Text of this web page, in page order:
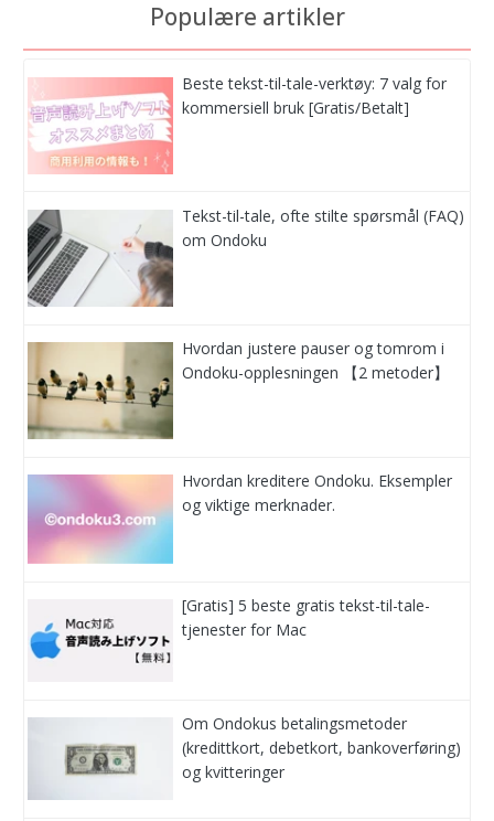
Populære artikler
Beste tekst-til-tale-verktøy: 7 valg for
kommersiell bruk [Gratis/Betalt]
Tekst-til-tale, ofte stilte spørsmål (FAQ)
om Ondoku
Hvordan justere pauser og tomrom i
Ondoku-opplesningen 【2 metoder】
Hvordan kreditere Ondoku. Eksempler
og viktige merknader.
[Gratis] 5 beste gratis tekst-til-tale-
tjenester for Mac
Om Ondokus betalingsmetoder
(kredittkort, debetkort, bankoverføring)
og kvitteringer